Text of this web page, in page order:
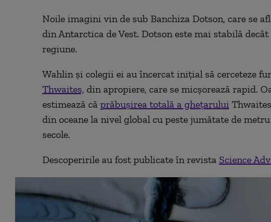
Noile imagini vin de sub Banchiza Dotson, care se
din Antarctica de Vest. Dotson este mai stabilă
regiune.
Wahlin și colegii ei au încercat inițial să cerceteze
Thwaites, din apropiere, care se micșorează rapid.
estimează că prăbușirea totală a ghețarului
din oceane la nivel global cu peste jumătate de
secole.
Descoperirile au fost publicate în revista Science